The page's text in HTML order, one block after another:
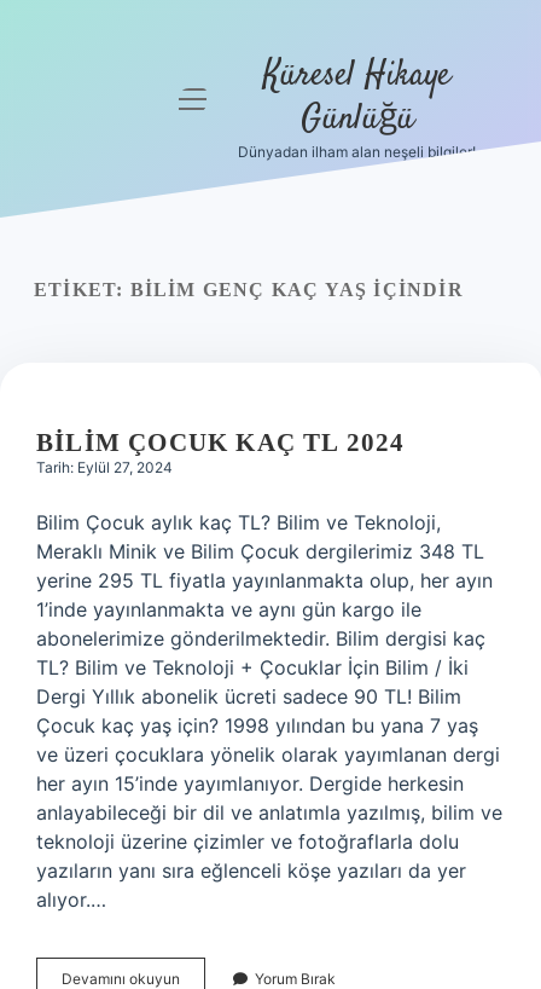
menüyü
Küresel Hikaye
Günlüğü
Dünyadan ilham alan neşeli bilgiler!
ETIKET: BILIM GENÇ KAÇ YAŞ IÇINDIR
BILIM ÇOCUK KAÇ TL 2024
Tarih: Eylül 27, 2024
Bilim Çocuk aylık kaç TL? Bilim ve Teknoloji,
Meraklı Minik ve Bilim Çocuk dergilerimiz 348 TL
yerine 295 TL fiyatla yayınlanmakta olup, her ayın
1’inde yayınlanmakta ve aynı gün kargo ile
abonelerimize gönderilmektedir. Bilim dergisi kaç
TL? Bilim ve Teknoloji + Çocuklar İçin Bilim / İki
Dergi Yıllık abonelik ücreti sadece 90 TL! Bilim
Çocuk kaç yaş için? 1998 yılından bu yana 7 yaş
ve üzeri çocuklara yönelik olarak yayımlanan dergi
her ayın 15’inde yayımlanıyor. Dergide herkesin
anlayabileceği bir dil ve anlatımla yazılmış, bilim ve
teknoloji üzerine çizimler ve fotoğraflarla dolu
yazıların yanı sıra eğlenceli köşe yazıları da yer
alıyor.…
Devamını okuyun Yorum Bırak